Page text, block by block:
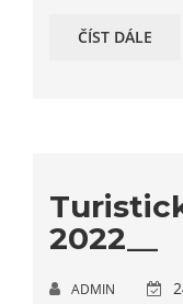
ČÍST DÁLE
2022__
ADMIN